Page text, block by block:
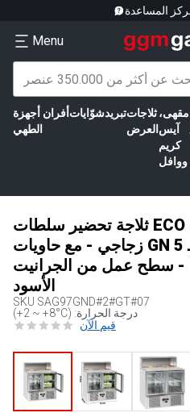
المساعدة
Menu
أجهزة
الطهي
أفران شوّاياتتبريدثلاجات
العرض
مقهى،
آيس
كريم
ووافل
ثلاجة تحضير سلطات ECO - 903 mm - 2 باب
زجاجي - مع حاويات GN لـ 5x GN 1/6 & غطاء من
- سطح عمل من الجرانيت
الأسود
SKU SAG97GND#2#GT#07
(+2 ~ +8°C) :درجة الحرارة
قيم الآن